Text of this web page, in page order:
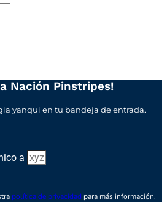
Nación Pinstripes!
yanqui en tu bandeja de entrada.
a
política de privacidad para más información.